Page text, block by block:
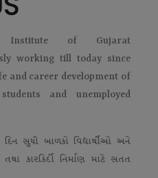
Institute of Gujarat
working till today since
and career development of
and unemployed
સુધી બાળકો વિદ્યાર્થીઓ અને
કારકિર્દી નિર્માણ માટે સતત